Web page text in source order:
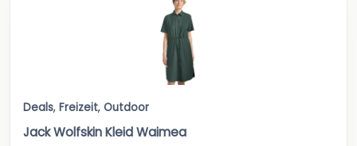
Deals, Freizeit, Outdoor
Jack Wolfskin Kleid Waimea